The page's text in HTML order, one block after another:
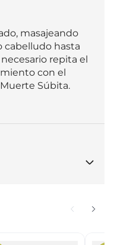
masajeando
cabelludo hasta
repita el
con el
Súbita.